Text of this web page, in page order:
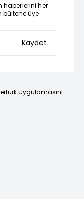
haberlerini her
bültene üye
Kaydet
uygulamasını